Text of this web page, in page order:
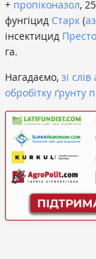
+ пропіконазол,
фунгіцид Старк (
інсектицид Престо
га.
Нагадаємо, зі
обробітку ґрунту